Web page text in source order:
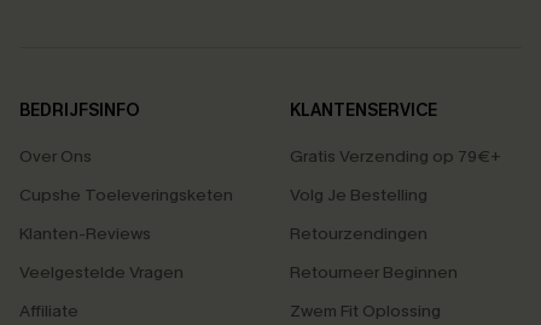
BEDRIJFSINFO
Over Ons
Cupshe Toeleveringsketen
Klanten-Reviews
Veelgestelde Vragen
Affiliate
KLANTENSERVICE
Gratis Verzending op 79€+
Volg Je Bestelling
Retourzendingen
Retourneer Beginnen
Zwem Fit Oplossing